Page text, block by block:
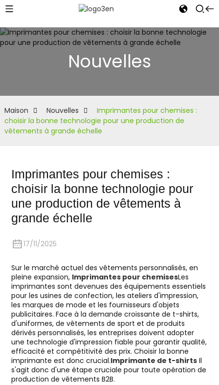
Nouvelles
Maison Nouvelles
Imprimantes pour chemises :
choisir la bonne technologie pour une production de
vêtements à grande échelle
Imprimantes pour chemises :
choisir la bonne technologie pour
une production de vêtements à
grande échelle
17/11/2025
Sur le marché actuel des vêtements personnalisés, en
pleine expansion, Imprimantes pour chemisesLes
imprimantes sont devenues des équipements essentiels
pour les usines de confection, les ateliers d'impression,
les marques de mode et les fournisseurs d'objets
publicitaires. Face à la demande croissante de t-shirts,
d'uniformes, de vêtements de sport et de produits
dérivés personnalisés, les entreprises doivent adopter
une technologie d'impression fiable pour garantir qualité,
efficacité et compétitivité des prix. Choisir la bonne
imprimante est donc crucial.Imprimante de t-shirtsIl
s'agit donc d'une étape cruciale pour toute opération de
production de vêtements B2B.